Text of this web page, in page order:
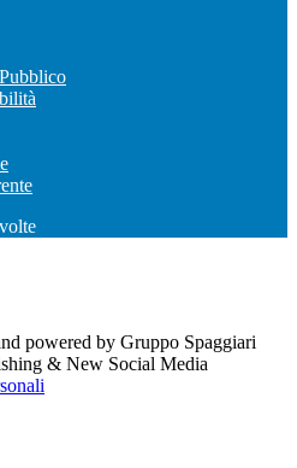
volte
powered by Gruppo Spaggiari
& New Social Media